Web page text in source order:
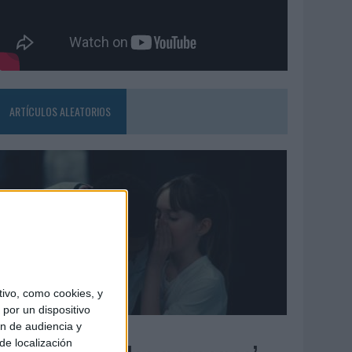
como cookies, y
un dispositivo
de audiencia y
localización
ARTÍCULOS ALEATORIOS
08/2026